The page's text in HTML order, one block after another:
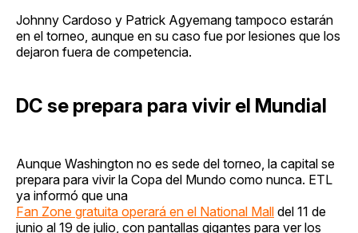
Johnny Cardoso y Patrick Agyemang tampoco estarán
en el torneo, aunque en su caso fue por lesiones que los
dejaron fuera de competencia.
DC se prepara para vivir el Mundial
Aunque Washington no es sede del torneo, la capital se
prepara para vivir la Copa del Mundo como nunca. ETL
ya informó que una
Fan Zone gratuita operará en el National Mall del 11 de
junio al 19 de julio, con pantallas gigantes para ver los